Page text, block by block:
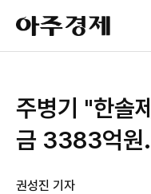
아
주
경
주병기 "한솔
금 3383억원
권성진 기자